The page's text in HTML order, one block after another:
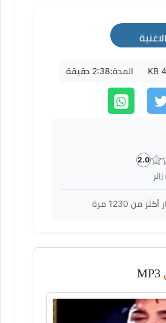
المدة:2:38 دقيقة
2.0
زائر
أكثر من 1230 مرة